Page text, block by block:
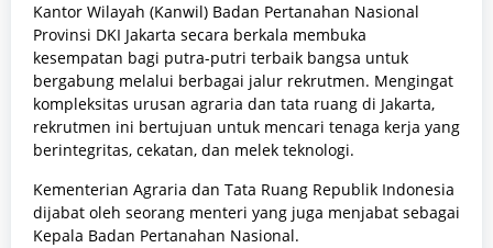
Kantor Wilayah (Kanwil) Badan Pertanahan Nasional
Provinsi DKI Jakarta secara berkala membuka
kesempatan bagi putra-putri terbaik bangsa untuk
bergabung melalui berbagai jalur rekrutmen. Mengingat
kompleksitas urusan agraria dan tata ruang di Jakarta,
rekrutmen ini bertujuan untuk mencari tenaga kerja yang
berintegritas, cekatan, dan melek teknologi.
Kementerian Agraria dan Tata Ruang Republik Indonesia
dijabat oleh seorang menteri yang juga menjabat sebagai
Kepala Badan Pertanahan Nasional.